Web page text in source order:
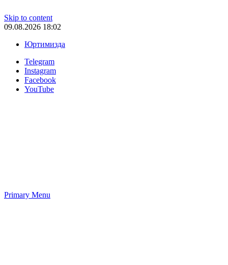
Skip to content
09.08.2026 18:02
Юртимизда
Telegram
Instagram
Facebook
YouTube
Primary Menu